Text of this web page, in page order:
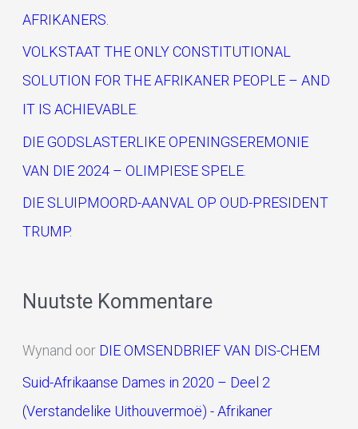
AFRIKANERS.
VOLKSTAAT THE ONLY CONSTITUTIONAL
SOLUTION FOR THE AFRIKANER PEOPLE – AND
IT IS ACHIEVABLE.
DIE GODSLASTERLIKE OPENINGSEREMONIE
VAN DIE 2024 – OLIMPIESE SPELE.
DIE SLUIPMOORD-AANVAL OP OUD-PRESIDENT
TRUMP.
Nuutste Kommentare
Wynand oor DIE OMSENDBRIEF VAN DIS-CHEM
Suid-Afrikaanse Dames in 2020 – Deel 2
(Verstandelike Uithouvermoë) - Afrikaner